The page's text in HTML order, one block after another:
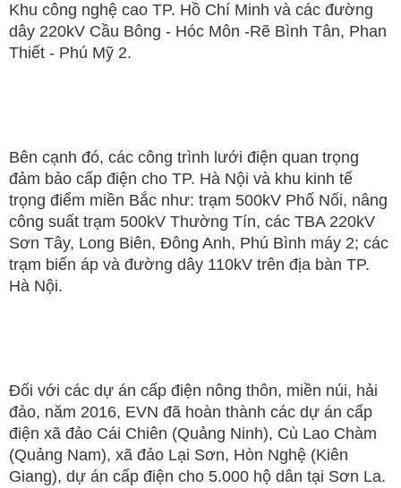
Khu công nghệ cao TP. Hồ Chí Minh và các đường
dây 220kV Cầu Bông - Hóc Môn -Rẽ Bình Tân, Phan
Thiết - Phú Mỹ 2.
Bên cạnh đó, các công trình lưới điện quan trọng
đảm bảo cấp điện cho TP. Hà Nội và khu kinh tế
trọng điểm miền Bắc như: trạm 500kV Phố Nối, nâng
công suất trạm 500kV Thường Tín, các TBA 220kV
Sơn Tây, Long Biên, Đông Anh, Phú Bình máy 2; các
trạm biến áp và đường dây 110kV trên địa bàn TP.
Hà Nội.
Đối với các dự án cấp điện nông thôn, miền núi, hải
đảo, năm 2016, EVN đã hoàn thành các dự án cấp
điện xã đảo Cái Chiên (Quảng Ninh), Cù Lao Chàm
(Quảng Nam), xã đảo Lại Sơn, Hòn Nghệ (Kiên
Giang), dự án cấp điện cho 5.000 hộ dân tại Sơn La.